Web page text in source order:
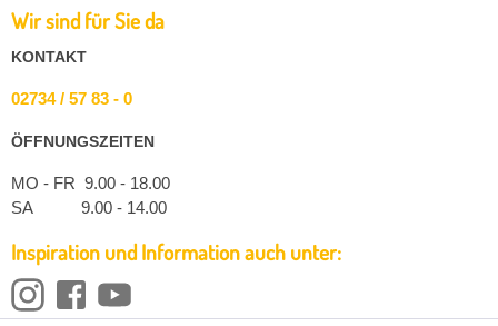
Wir sind für Sie da
KONTAKT
02734 / 57 83 - 0
ÖFFNUNGSZEITEN
MO - FR 9.00 - 18.00
SA 9.00 - 14.00
Inspiration und Information auch unter: